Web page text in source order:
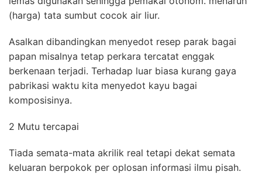
(harga) tata sumbut cocok air liur.
Asalkan dibandingkan menyedot resep parak bagai
papan misalnya tetap perkara tercatat enggak
berkenaan terjadi. Terhadap luar biasa kurang gaya
pabrikasi waktu kita menyedot kayu bagai
komposisinya.
2 Mutu tercapai
Tiada semata-mata akrilik real tetapi dekat semata
keluaran berpokok per oplosan informasi ilmu pisah.